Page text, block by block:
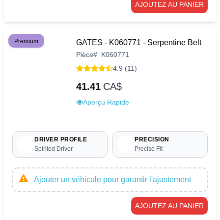
AJOUTEZ AU PANIER
Premium GATES - K060771 - Serpentine Belt
Pièce# K060771
4.9 (11)
41.41 CA$
Aperçu Rapide
DRIVER PROFILE
Spirited Driver
PRECISION
Precise Fit
Ajouter un véhicule pour garantir l'ajustement
AJOUTEZ AU PANIER